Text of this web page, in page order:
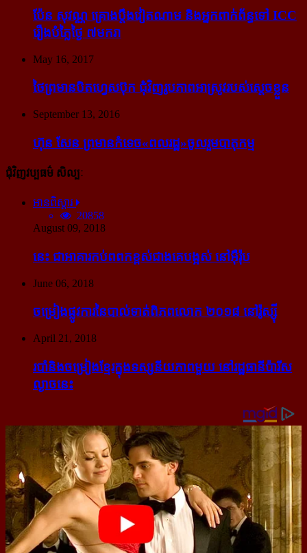
ប៉ែន សុវណ្ណ គ្រោង​ប្តឹង​វៀតណាម និង​អ្នក​ពាក់​ព័ន្ធ​ទៅ ICC
រឿង​បំភ្លៃ​ថ្ងៃ ៧​មករា
May 16, 2017
ថៃ​ព្រមាន​បិត​ហ្វេសប៊ុក ជុំ​វិញ​រូបភាព​អាស្រូវ​របស់​ស្ដេច​ខ្លួន
September 13, 2016
ហ៊ុន សែន ព្រមាន​កំទេច​«ពលរដ្ឋ»​ចូលរួម​បាតុកម្ម
ជុំវិញវប្បធម៌ សិល្បៈ
អានពិស្ដារ
20858
August 09, 2018
នេះ ជា​អាគារ​កប់​ពពក​ខ្ពស់​ជាង​គេ​បង្អស់ នៅ​អ៊ឺរ៉ុប
June 06, 2018
ចម្រៀង​ផ្លូវការ​នៃ​បាល់ទាត់​ពិភពលោក ២០១៨ នៅ​រ៉ូស្ស៊ី
April 21, 2018
របាំ​និង​ចម្រៀង​ខ្មែរ​ក្នុង​ទស្សនីយភាព​មួយ នៅ​រដ្ឋធានី​ប៉ារីស​
ល្ងាច​នេះ